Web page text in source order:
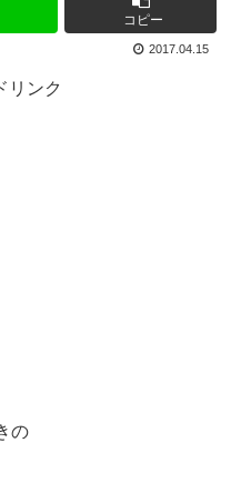
コピー
2017.04.15
リンク
の